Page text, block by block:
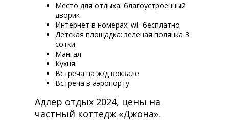
Место для отдыха: благоустроенный
дворик
Интернет в номерах: wi-fi бесплатно
Детская площадка: зеленая полянка 3
сотки
Мангал
Кухня
Встреча на ж/д вокзале
Встреча в аэропорту
Адлер отдых 2024, цены на
частный коттедж «Джона».